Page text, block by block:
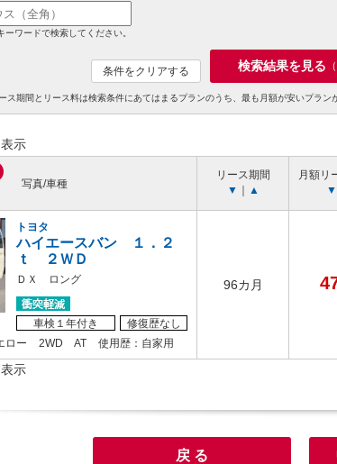
ワードで検索してください。
条件をクリアする 検索結果を見る （
ス期間とリース料は検索条件にあてはまるプランのうち、最も月額が安いプラン
示
写真/車種
リース期間
▼
▲
月額リ
▼
トヨタ
ハイエースバン １．２
ｔ ２ＷＤ
ＤＸ ロング
車検１年付き
修復歴なし
ロー 2WD AT 使用歴：自家用
96カ月
示
戻 る